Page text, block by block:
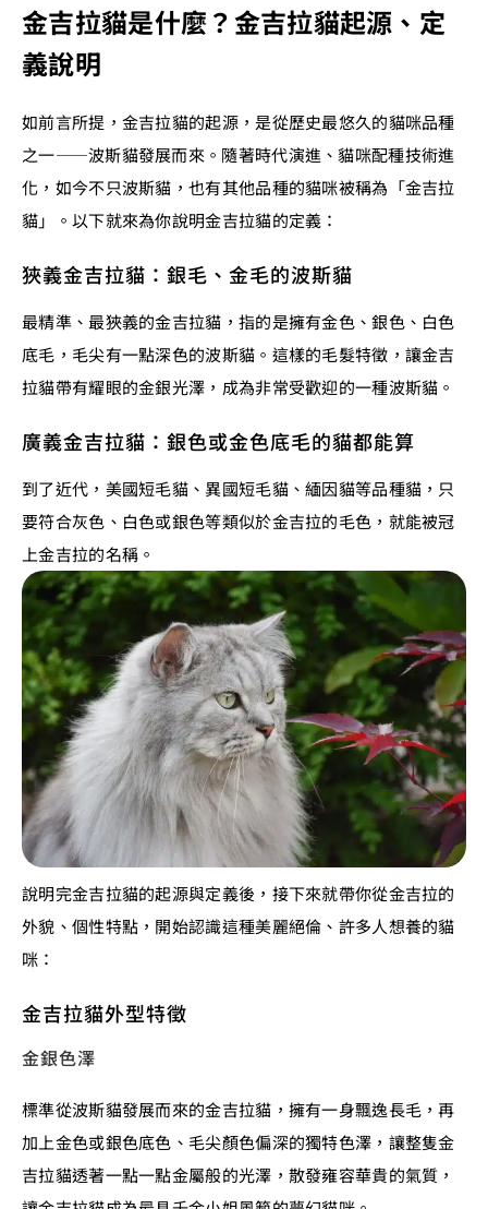
金吉拉貓是什麼？金吉拉貓起源、定
義說明
如前言所提，金吉拉貓的起源，是從歷史最悠久的貓咪品種
之一——波斯貓發展而來。隨著時代演進、貓咪配種技術進
化，如今不只波斯貓，也有其他品種的貓咪被稱為「金吉拉
貓」。以下就來為你說明金吉拉貓的定義：
狹義金吉拉貓：銀毛、金毛的波斯貓
最精準、最狹義的金吉拉貓，指的是擁有金色、銀色、白色
底毛，毛尖有一點深色的波斯貓。這樣的毛髮特徵，讓金吉
拉貓帶有耀眼的金銀光澤，成為非常受歡迎的一種波斯貓。
廣義金吉拉貓：銀色或金色底毛的貓都能算
到了近代，美國短毛貓、異國短毛貓、緬因貓等品種貓，只
要符合灰色、白色或銀色等類似於金吉拉的毛色，就能被冠
上金吉拉的名稱。
說明完金吉拉貓的起源與定義後，接下來就帶你從金吉拉的
外貌、個性特點，開始認識這種美麗絕倫、許多人想養的貓
咪：
金吉拉貓外型特徵
金銀色澤
標準從波斯貓發展而來的金吉拉貓，擁有一身飄逸長毛，再
加上金色或銀色底色、毛尖顏色偏深的獨特色澤，讓整隻金
吉拉貓透著一點一點金屬般的光澤，散發雍容華貴的氣質，